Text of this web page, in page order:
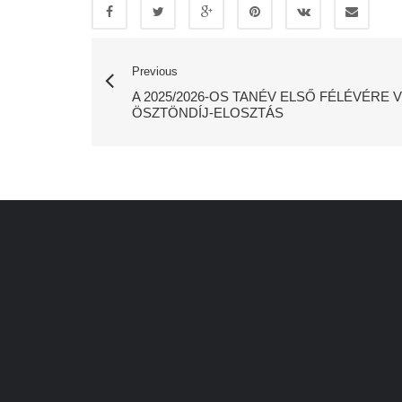
Previous
A 2025/2026-OS TANÉV ELSŐ FÉLÉVÉRE
ÖSZTÖNDÍJ-ELOSZTÁS